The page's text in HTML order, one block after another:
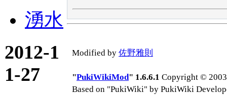
湧水
2012-1
1-27
Modified by 佐野雅則
"PukiWikiMod" 1.6.6.1 Copyright ©
Based on "PukiWiki" by PukiWiki